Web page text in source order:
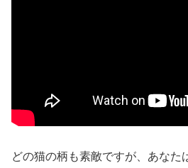
どの猫の柄も素敵ですが、あなた